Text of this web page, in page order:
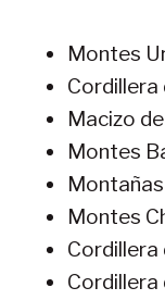
Montes
Cordillera
Macizo
Montes
Montes
Cordillera
Cordillera